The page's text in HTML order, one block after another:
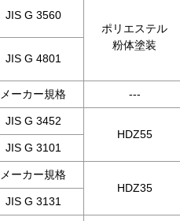
JIS G 3560
ポリエステル
粉体塗装
JIS G 4801
メーカー規格 ---
JIS G 3452
HDZ55
JIS G 3101
メーカー規格
HDZ35
JIS G 3131